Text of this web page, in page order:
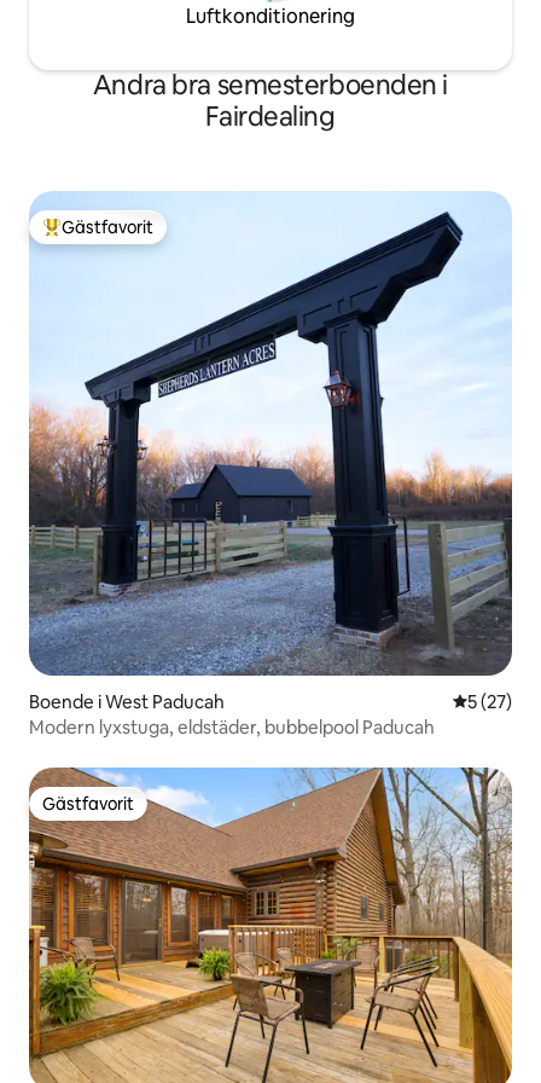
Luftkonditionering
Andra bra semesterboenden i
Fairdealing
Populär gästfavorit
Gästfavorit
Boende i West Paducah 5 av 5 i
5 (27)
Modern lyxstuga, eldstäder, bubbelpool Paducah
Gästfavorit
Gästfavorit